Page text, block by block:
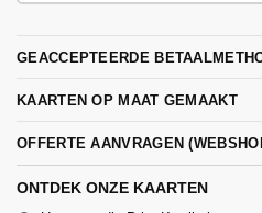
GEACCEPTEERDE
KAARTEN OP MAAT GEMAAKT
OFFERTE AANVRAGEN
ONTDEK ONZE KAARTEN